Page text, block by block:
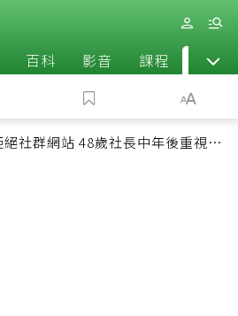
百科 影音 課程 退休
社群網站 48歲社長中年後重視和